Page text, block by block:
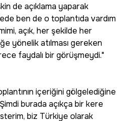
de açıklama yaparak
ben de o toplantıda vardım
açık, her şekilde her
yönelik atılması gereken
faydalı bir görüşmeydi."
içeriğini gölgelediğine
burada açıkça bir kere
biz Türkiye olarak